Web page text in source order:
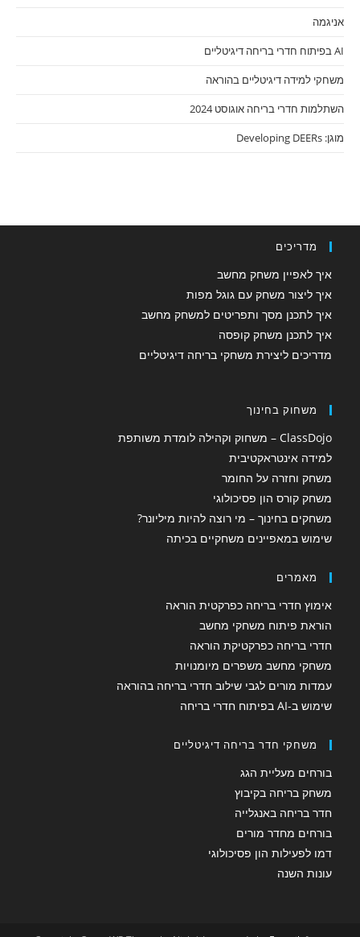
אניגמה
AI בפיתוח חדרי בריחה דיגיטליים
משחקי למידה דיגיטליים בהוראה
השתלמות חדרי בריחה אוגוסט 2024
מוגן: Developing DEERs
מדריכים
איך לאפיין משחק מחשב
איך ליצור משחק עם גוגל מפות
איך לתכנן מסך ותפריטים למשחק מחשב
איך לתכנן משחק קופסה
מדריכים ליצירת משחקי בריחה דיגיטליים
משחוק בחינוך
ClassDojo – משחוק וקהילה לומדת משותפת
למידה אינטראקטיבית
משחק וחזרה על החומר
משחק קורס הון פסיכולוגי
משחקים בחינוך – מי רוצה להיות מיליונר?
שימוש במאפיינים משחקיים בכיתה
מאמרים
אימוץ חדרי בריחה כפרקטית הוראה
הוראת פיתוח משחקי מחשב
חדרי בריחה כפרקטיקת הוראה
משחקי מחשב משפרים מיומנויות
עמדות מורים לגבי שילוב חדרי בריחה בהוראה
שימוש ב-AI בפיתוח חדרי בריחה
משחקי חדר בריחה דיגיטליים
בורחים מעליית הגג
משחק בריחה בקיבוץ
חדר בריחה באנגלייה
בורחים מחדר מורים
דמו לפעילות הון פסיכולוגי
עונות השנה